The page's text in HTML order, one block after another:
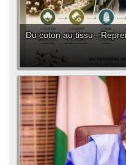
Du coton au tissu -